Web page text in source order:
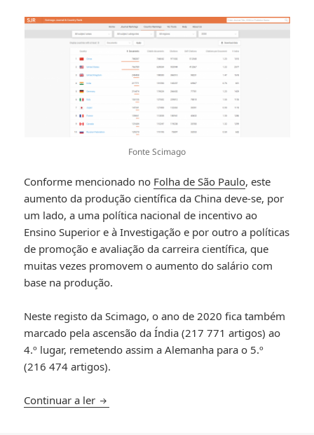
Fonte Scimago
Conforme mencionado no Folha de São Paulo, este
aumento da produção científica da China deve-se, por
um lado, a uma política nacional de incentivo ao
Ensino Superior e à Investigação e por outro a políticas
de promoção e avaliação da carreira científica, que
muitas vezes promovem o aumento do salário com
base na produção.
Neste registo da Scimago, o ano de 2020 fica também
marcado pela ascensão da Índia (217 771 artigos) ao
4.º lugar, remetendo assim a Alemanha para o 5.º
(216 474 artigos).
Continuar a ler China ultrapassa EUA na produção científica